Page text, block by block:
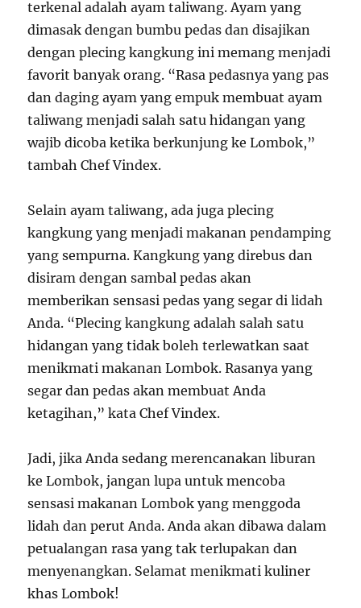
terkenal adalah ayam taliwang. Ayam yang
dimasak dengan bumbu pedas dan disajikan
dengan plecing kangkung ini memang menjadi
favorit banyak orang. “Rasa pedasnya yang pas
dan daging ayam yang empuk membuat ayam
taliwang menjadi salah satu hidangan yang
wajib dicoba ketika berkunjung ke Lombok,”
tambah Chef Vindex.
Selain ayam taliwang, ada juga plecing
kangkung yang menjadi makanan pendamping
yang sempurna. Kangkung yang direbus dan
disiram dengan sambal pedas akan
memberikan sensasi pedas yang segar di lidah
Anda. “Plecing kangkung adalah salah satu
hidangan yang tidak boleh terlewatkan saat
menikmati makanan Lombok. Rasanya yang
segar dan pedas akan membuat Anda
ketagihan,” kata Chef Vindex.
Jadi, jika Anda sedang merencanakan liburan
ke Lombok, jangan lupa untuk mencoba
sensasi makanan Lombok yang menggoda
lidah dan perut Anda. Anda akan dibawa dalam
petualangan rasa yang tak terlupakan dan
menyenangkan. Selamat menikmati kuliner
khas Lombok!